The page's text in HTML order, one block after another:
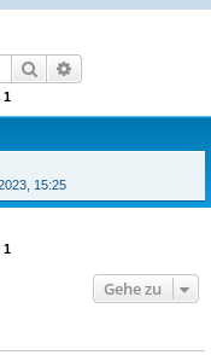
Suche
1
15:25
1
Gehe zu